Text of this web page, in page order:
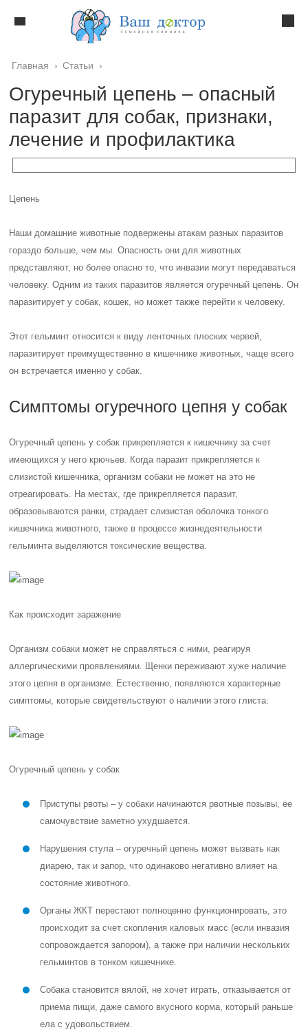
Главная › Статьи ›
Огуречный цепень – опасный
паразит для собак, признаки,
лечение и профилактика
Цепень
Наши домашние животные подвержены атакам разных паразитов
гораздо больше, чем мы. Опасность они для животных
представляют, но более опасно то, что инвазии могут передаваться
человеку. Одним из таких паразитов является огуречный цепень. Он
паразитирует у собак, кошек, но может также перейти к человеку.
Этот гельминт относится к виду ленточных плоских червей,
паразитирует преимущественно в кишечнике животных, чаще всего
он встречается именно у собак.
Симптомы огуречного цепня у собак
Огуречный цепень у собак прикрепляется к кишечнику за счет
имеющихся у него крючьев. Когда паразит прикрепляется к
слизистой кишечника, организм собаки не может на это не
отреагировать. На местах, где прикрепляется паразит,
образовываются ранки, страдает слизистая оболочка тонкого
кишечника животного, также в процессе жизнедеятельности
гельминта выделяются токсические вещества.
Как происходит заражение
Организм собаки может не справляться с ними, реагируя
аллергическими проявлениями. Щенки переживают хуже наличие
этого цепня в организме. Естественно, появляются характерные
симптомы, которые свидетельствуют о наличии этого глиста:
Огуречный цепень у собак
Приступы рвоты – у собаки начинаются рвотные позывы, ее
самочувствие заметно ухудшается.
Нарушения стула – огуречный цепень может вызвать как
диарею, так и запор, что одинаково негативно влияет на
состояние животного.
Органы ЖКТ перестают полноценно функционировать, это
происходит за счет скопления каловых масс (если инвазия
сопровождается запором), а также при наличии нескольких
гельминтов в тонком кишечнике.
Собака становится вялой, не хочет играть, отказывается от
приема пищи, даже самого вкусного корма, который раньше
ела с удовольствием.